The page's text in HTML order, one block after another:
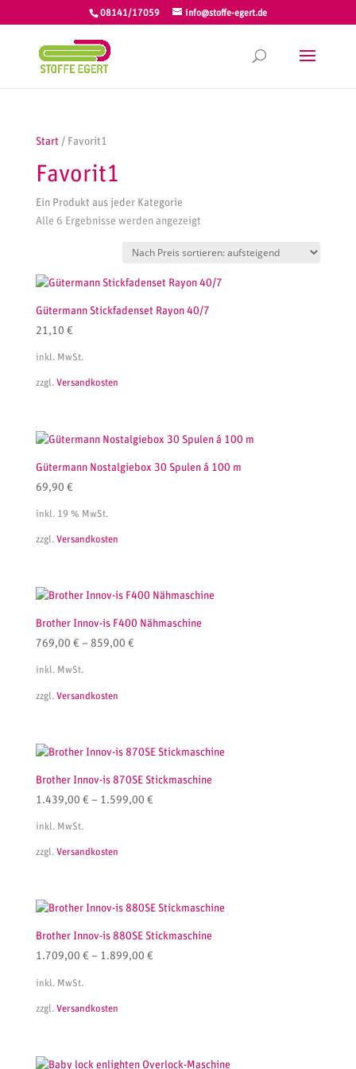
08141/17059 info@stoffe-egert.de
Start / Favorit1
Favorit1
Ein Produkt aus jeder Kategorie
Alle 6 Ergebnisse werden angezeigtNach
sortiert:
aufsteigend
Gütermann Stickfadenset Rayon 40/7
21,10 €
inkl. MwSt.
zzgl. Versandkosten
Gütermann Nostalgiebox 30 Spulen á 100 m
69,90 €
inkl. 19 % MwSt.
zzgl. Versandkosten
Brother Innov-is F400 Nähmaschine
769,00 € – 859,00 €
inkl. MwSt.
zzgl. Versandkosten
Brother Innov-is 870SE Stickmaschine
1.439,00 € – 1.599,00 €
inkl. MwSt.
zzgl. Versandkosten
Brother Innov-is 880SE Stickmaschine
1.709,00 € – 1.899,00 €
inkl. MwSt.
zzgl. Versandkosten